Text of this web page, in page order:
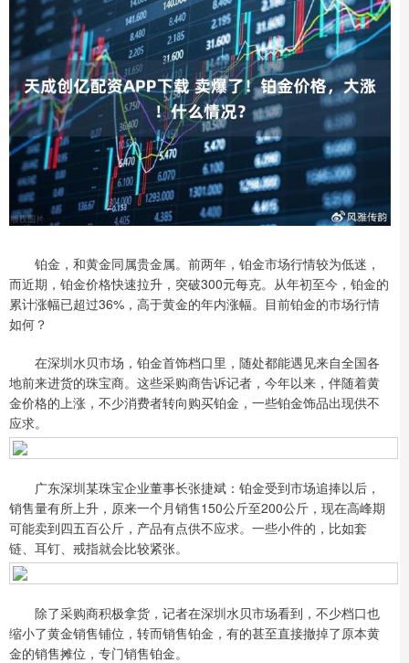
铂金，和黄金同属贵金属。前两年，铂金市场行情较为低迷，
而近期，铂金价格快速拉升，突破300元每克。从年初至今，铂金的
累计涨幅已超过36%，高于黄金的年内涨幅。目前铂金的市场行情
如何？
在深圳水贝市场，铂金首饰档口里，随处都能遇见来自全国各
地前来进货的珠宝商。这些采购商告诉记者，今年以来，伴随着黄
金价格的上涨，不少消费者转向购买铂金，一些铂金饰品出现供不
应求。
广东深圳某珠宝企业董事长张捷斌：铂金受到市场追捧以后，
销售量有所上升，原来一个月销售150公斤至200公斤，现在高峰期
可能卖到四五百公斤，产品有点供不应求。一些小件的，比如套
链、耳钉、戒指就会比较紧张。
除了采购商积极拿货，记者在深圳水贝市场看到，不少档口也
缩小了黄金销售铺位，转而销售铂金，有的甚至直接撤掉了原本黄
金的销售摊位，专门销售铂金。